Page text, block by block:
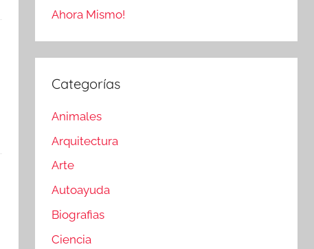
Ahora Mismo!
Categorías
Animales
Arquitectura
Arte
Autoayuda
Biografias
Ciencia